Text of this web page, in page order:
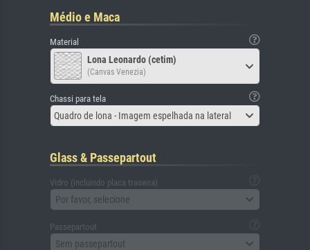
Médio e Maca
Material
Lona Leonardo (cetim)
(Canvas Venezia)
Chassi para tela
Quadro de lona - Imagem espelhada na lateral
Glass & Passepartout
Vidro (incluindo placa traseira)
Por favor, selecione
Passepartout
Sem passepartout